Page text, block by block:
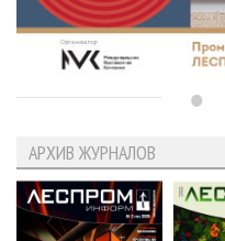
АРХИВ ЖУРНАЛОВ